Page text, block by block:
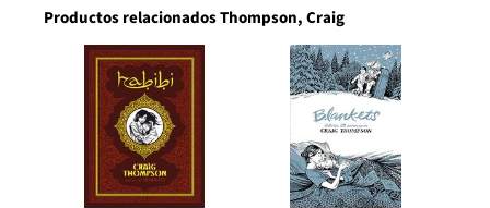
Productos relacionados Thompson, Craig